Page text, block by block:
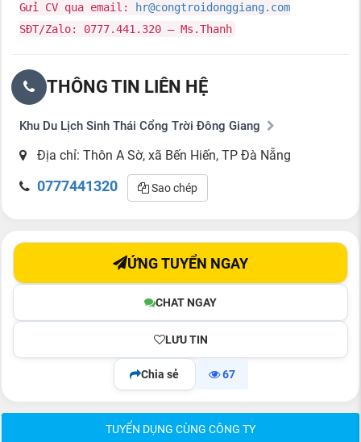
Gửi CV qua email:
hr@congtroidonggiang.com
SĐT/Zalo: 0777.441.320 – Ms.Thanh
THÔNG TIN LIÊN HỆ
Khu Du Lịch Sinh Thái Cổng Trời Đông Giang
Địa chỉ: Thôn A Sờ, xã Bến Hiến, TP Đà Nẵng
0777441320 Sao chép
CHAT NGAY
LƯU TIN
ỨNG TUYỂN NGAY
Chia sẻ 67
TUYỂN DỤNG CÙNG CÔNG TY